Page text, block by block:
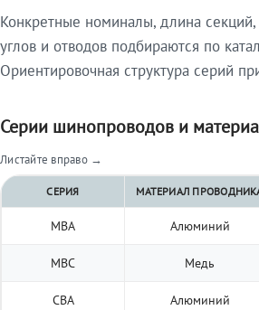
Конкретные номиналы, длина
углов и отводов подбираются по
Ориентировочная структура серий
Серии шинопроводов и
Листайте вправо →
СЕРИЯ МАТЕРИАЛ
МВА Алюминий
МВС Медь
СВА Алюминий